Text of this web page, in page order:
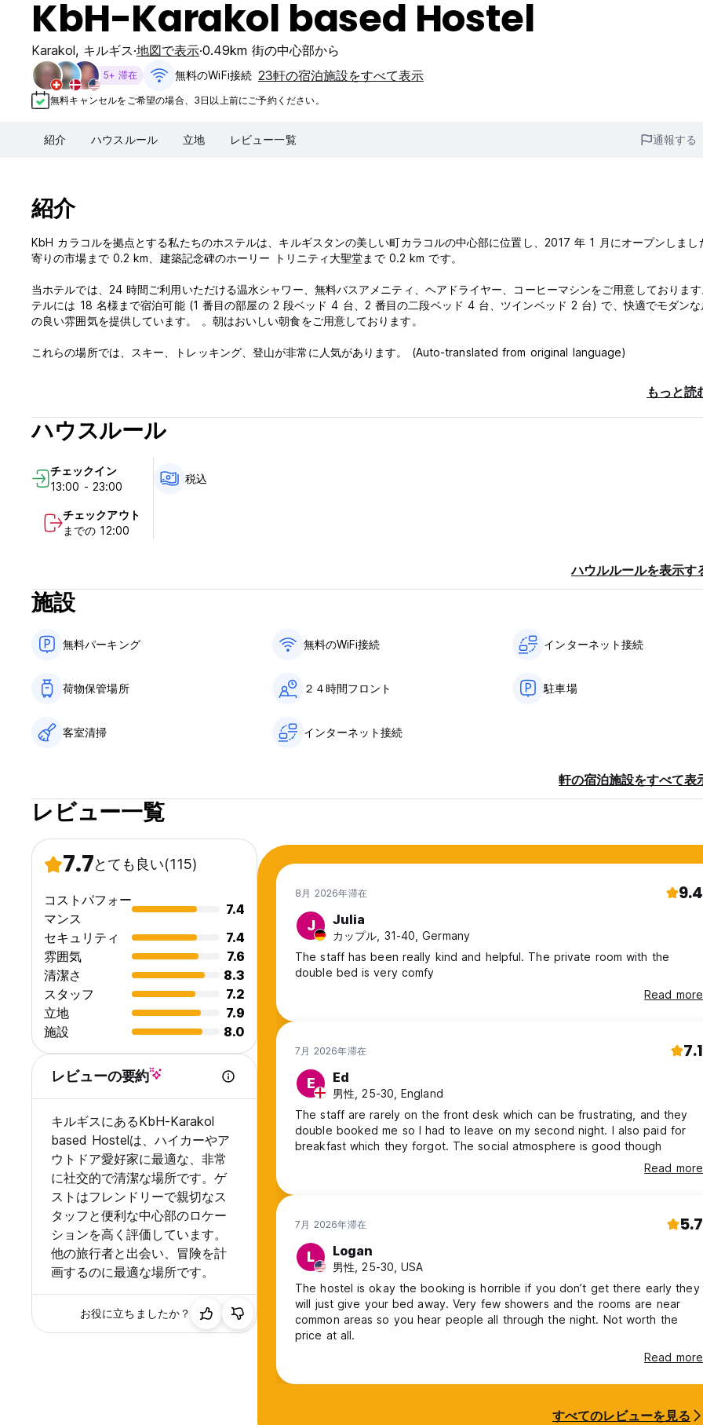
KbH-Karakol based Hostel
Karakol, キルギス 地図で表示 0.49km 街の中心部から
5+ 滞在 無料のWiFi接続 23軒の宿泊施設をすべて表示
無料キャンセルをご希望の場合、3日以上前にご予約ください。
紹介 ハウスルール 立地 レビュー一覧 通報する
紹介
KbH カラコルを拠点とする私たちのホステルは、キルギスタンの美しい町カラコルの中心部に位置し、2017 年 1 月にオープンしまし
寄りの市場まで 0.2 km、建築記念碑のホーリー トリニティ大聖堂まで 0.2 km です。
当ホテルでは、24 時間ご利用いただける温水シャワー、無料バスアメニティ、ヘアドライヤー、コーヒーマシンをご用意しておりま
テルには 18 名様まで宿泊可能 (1 番目の部屋の 2 段ベッド 4 台、2 番目の二段ベッド 4 台、ツインベッド 2 台) で、快適でモダンな
の良い雰囲気を提供しています。 。朝はおいしい朝食をご用意しております。
これらの場所では、スキー、トレッキング、登山が非常に人気があります。 (Auto-translated from original language)
もっと読
ハウスルール
チェックイン
13:00 - 23:00
チェックアウト
までの 12:00
税込
ハウルルールを表示す
施設
無料パーキング 無料のWiFi接続 インターネット接続
荷物保管場所 ２４時間フロント 駐車場
客室清掃 インターネット接続
軒の宿泊施設をすべて表
レビュー一覧
7.7とても良い(115)
コストパフォー
マンス
7.4
セキュリティ
7.4
雰囲気
7.6
清潔さ
8.3
スタッフ
7.2
立地
7.9
施設
8.0
レビューの要約
キルギスにあるKbH-Karakol
based Hostelは、ハイカーやア
ウトドア愛好家に最適な、非常
に社交的で清潔な場所です。ゲ
ストはフレンドリーで親切なス
タッフと便利な中心部のロケー
ションを高く評価しています。
他の旅行者と出会い、冒険を計
画するのに最適な場所です。
お役に立ちましたか？
8月 2026年滞在 9.4
J Julia
カップル, 31-40, Germany
The staff has been really kind and helpful. The private room with the
double bed is very comfy
Read more
7月 2026年滞在 7.1
E Ed
男性, 25-30, England
The staff are rarely on the front desk which can be frustrating, and they
double booked me so I had to leave on my second night. I also paid for
breakfast which they forgot. The social atmosphere is good though
Read more
7月 2026年滞在 5.7
L Logan
男性, 25-30, USA
The hostel is okay the booking is horrible if you don’t get there early they
will just give your bed away. Very few showers and the rooms are near
common areas so you hear people all through the night. Not worth the
price at all.
Read more
すべてのレビューを見る